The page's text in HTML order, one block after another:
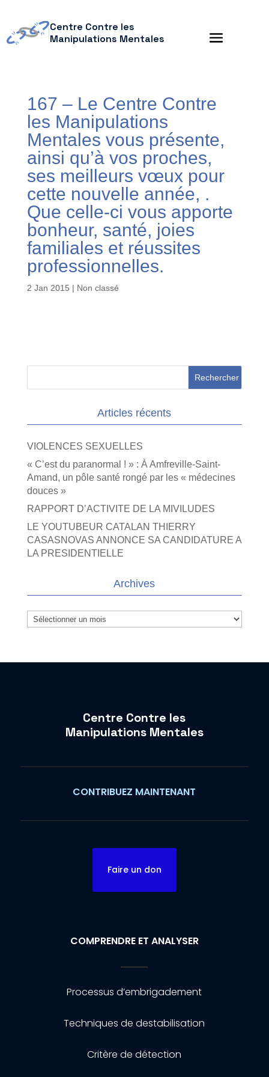
Centre Contre les
Manipulations Mentales
167 – Le Centre Contre
les Manipulations
Mentales vous présente,
ainsi qu’à vos proches,
ses meilleurs vœux pour
cette nouvelle année, .
Que celle-ci vous apporte
bonheur, santé, joies
familiales et réussites
professionnelles.
2 Jan 2015 | Non classé
Articles récents
VIOLENCES SEXUELLES
« C’est du paranormal ! » : À Amfreville-Saint-
Amand, un pôle santé rongé par les « médecines
douces »
RAPPORT D’ACTIVITE DE LA MIVILUDES
LE YOUTUBEUR CATALAN THIERRY
CASASNOVAS ANNONCE SA CANDIDATURE A
LA PRESIDENTIELLE
Archives
Archives
Centre Contre les
Manipulations Mentales
CONTRIBUEZ MAINTENANT
Faire un don
COMPRENDRE ET ANALYSER
Processus d’embrigadement
Techniques de destabilisation
Critère de détection